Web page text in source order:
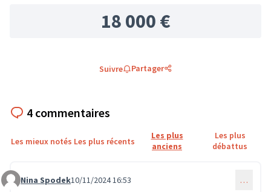
18 000 €
Suivre Partager
4 commentaires
Les mieux notés Les plus récents
Les plus
anciens
Les plus
débattus
Commentaire 1119
Nina Spodek10/11/2024 16:53 …